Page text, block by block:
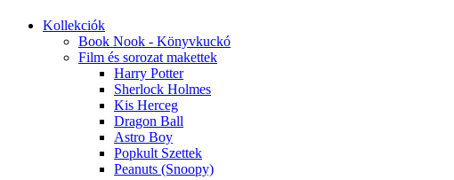
Kollekciók
Book Nook - Könyvkuckó
Film és sorozat makettek
Harry Potter
Sherlock Holmes
Kis Herceg
Dragon Ball
Astro Boy
Popkult Szettek
Peanuts (Snoopy)